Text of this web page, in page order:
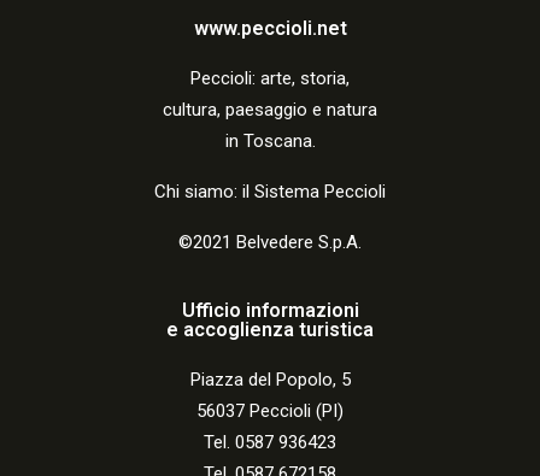
www.peccioli.net
Peccioli: arte, storia,
cultura, paesaggio e natura
in Toscana.
Chi siamo: il Sistema Peccioli
©2021 Belvedere S.p.A.
Ufficio informazioni
e accoglienza turistica
Piazza del Popolo, 5
56037 Peccioli (PI)
Tel. 0587 936423